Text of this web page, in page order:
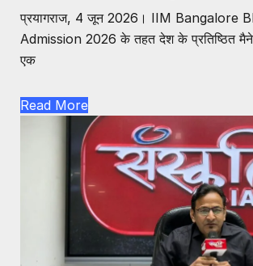
प्रयागराज, 4 जून 2026। IIM Bangalore
Admission 2026 के तहत देश के प्रतिष्ठित
एक
Read More